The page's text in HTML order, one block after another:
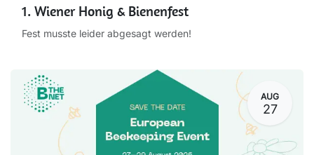
1. Wiener Honig & Bienenfest
Fest musste leider abgesagt werden!
AUG
27